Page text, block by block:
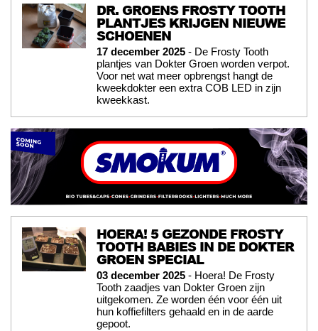
DR. GROENS FROSTY TOOTH
PLANTJES KRIJGEN NIEUWE
SCHOENEN
17 december 2025 - De Frosty Tooth
plantjes van Dokter Groen worden verpot.
Voor net wat meer opbrengst hangt de
kweekdokter een extra COB LED in zijn
kweekkast.
HOERA! 5 GEZONDE FROSTY
TOOTH BABIES IN DE DOKTER
GROEN SPECIAL
03 december 2025 - Hoera! De Frosty
Tooth zaadjes van Dokter Groen zijn
uitgekomen. Ze worden één voor één uit
hun koffiefilters gehaald en in de aarde
gepoot.